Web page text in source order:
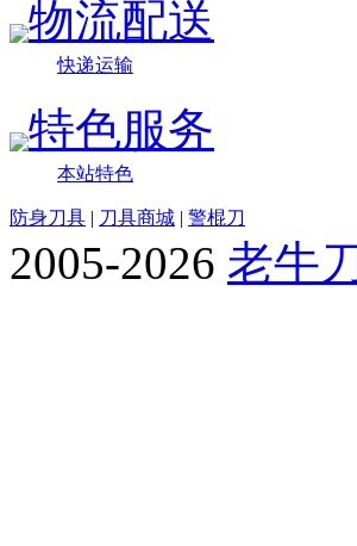
物流配送
快递运输
特色服务
本站特色
防身刀具 | 刀具商城 | 警棍刀
2005-2026 老牛